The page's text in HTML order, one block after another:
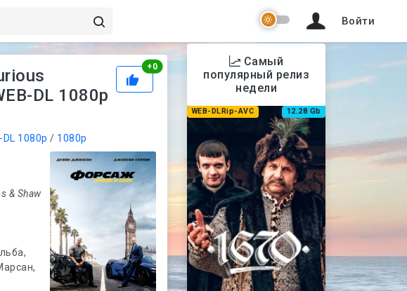
Войти
+0Рейтинг
DL 1080p
DL 1080p / 1080p
& Shaw
Самый
популярный релиз
недели
WEB-DLRip-AVC 12.28 Gb